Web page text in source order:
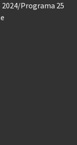
2024/Programa 25